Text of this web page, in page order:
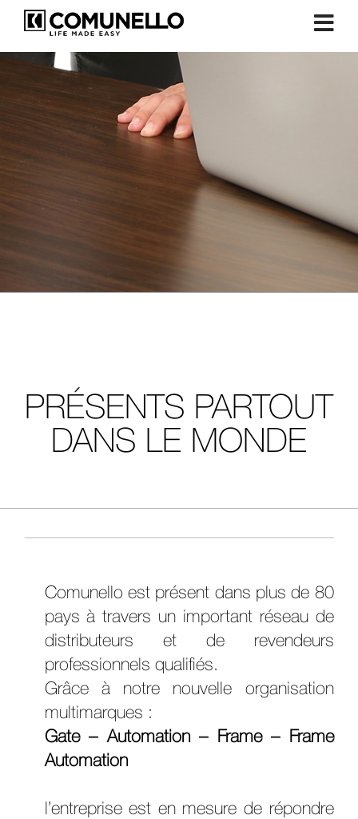
PRÉSENTS PARTOUT
DANS LE MONDE
Comunello est présent dans plus de 80
pays à travers un important réseau de
distributeurs et de revendeurs
professionnels qualifiés.
Grâce à notre nouvelle organisation
multimarques :
Gate – Automation – Frame – Frame
Automation
l’entreprise est en mesure de répondre